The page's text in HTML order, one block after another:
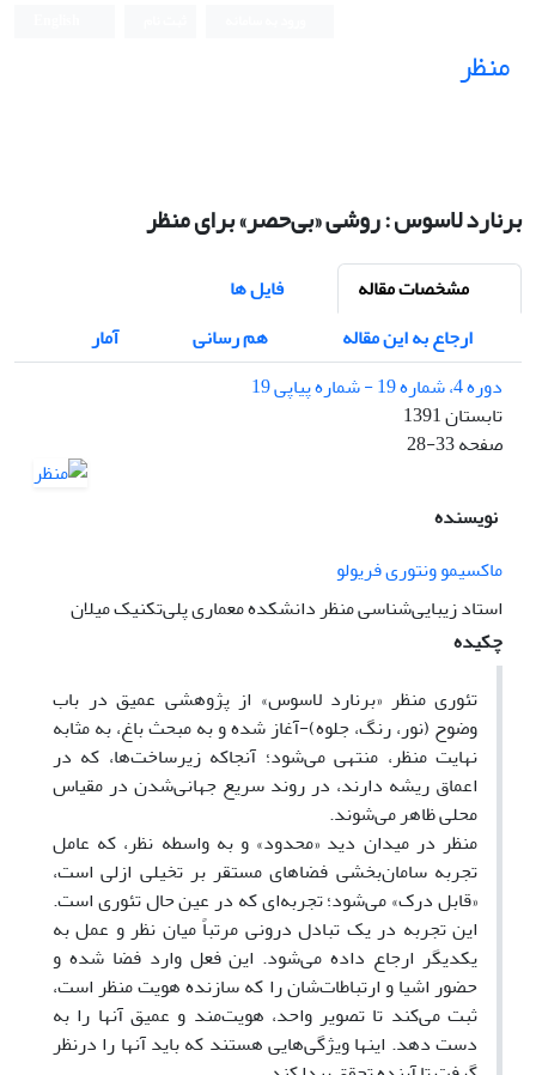
منظر
برنارد لاسوس : روشی «بی‌حصر» برای منظر
مشخصات مقاله
فایل ها
ارجاع به این مقاله
هم رسانی
آمار
دوره 4، شماره 19 - شماره پیاپی 19
تابستان 1391
صفحه28-33
نویسنده
ماکسیمو ونتوری فریولو
استاد زیبایی‌شناسی منظر دانشکده معماری پلی‌تکنیک میلان
چکیده
تئوری منظر «برنارد لاسوس» از پژوهشی عمیق در باب
وضوح (نور، رنگ، جلوه)-آغاز شده و به مبحث باغ، به مثابه
نهایت منظر، منتهی می‌شود؛ آنجاکه زیرساخت‌ها، که در
اعماق ریشه دارند، در روند سریع جهانی‌شدن در مقیاس
محلی ظاهر می‌شوند.
منظر در میدان دید «محدود» و به واسطه نظر، که عامل
تجربه سامان‌بخشی فضاهای مستقر بر تخیلی ازلی است،
«قابل درک» می‌شود؛ تجربه‌ای که در عین حال تئوری است.
این تجربه در یک تبادل درونی مرتباً میان نظر و عمل به
یکدیگر ارجاع داده می‌شود. این فعل وارد فضا شده و
حضور اشیا و ارتباطات‌شان را که سازنده هویت منظر است،
ثبت می‌کند تا تصویر واحد، هویت‌مند و عمیق آنها را به
دست دهد. اینها ویژگی‌هایی هستند که باید آنها را درنظر